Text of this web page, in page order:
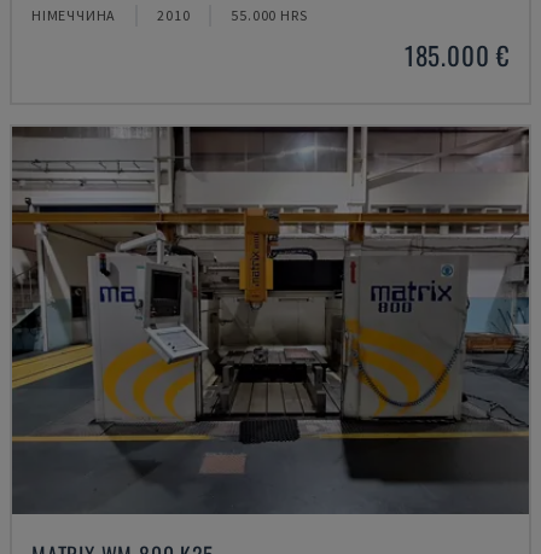
НІМЕЧЧИНА 2010 55.000 HRS
185.000 €